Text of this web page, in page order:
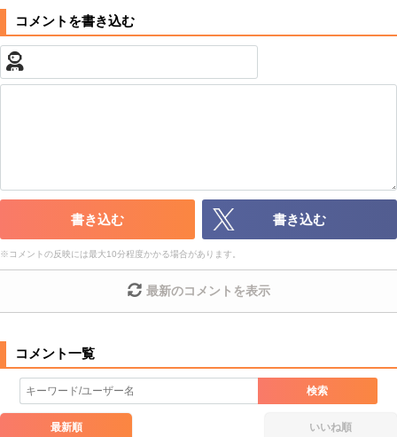
以下の書き込みを禁止とし、場合によってはコメント削除や書き込み制
限を行う可能性がございます。 あらかじめご了承ください。
・公序良俗に反する投稿
・アカウントの売買など金銭が絡む内容の投稿
・各ゲームのネタバレを含む内容の投稿
・その他、管理者が不適切と判断した投稿
コメントの削除につきましては下記フォームより申請をいた
だけますでしょうか。
コメントの削除を申請する※投稿内容を確認後、順次対応さ
※一度削除したコメントは復元ができませんのでご注意くだ
さい。
また、過度な利用規約の違反や、弊社に損害の及ぶ内容の書き込みがあ
った場合は、法的措置をとらせていただく場合もございますので、あら
かじめご理解くださいませ。
書き込む 書き込む
※ コメントの反映には最大10分程度かかる場合があります。
最新のコメントを表示
検索
最新順 いいね順